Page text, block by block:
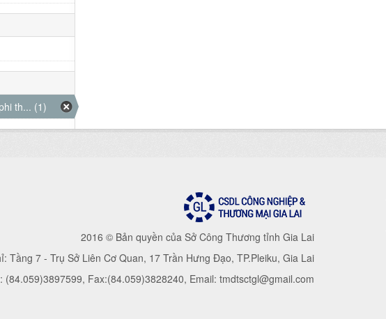
th... (1)
2016 © Bản quyền của Sở Công Thương tỉnh Gia Lai
Tầng 7 - Trụ Sở Liên Cơ Quan, 17 Trần Hưng Đạo, TP.Pleiku, Gia Lai
(84.059)3897599, Fax:(84.059)3828240, Email: tmdtsctgl@gmail.com